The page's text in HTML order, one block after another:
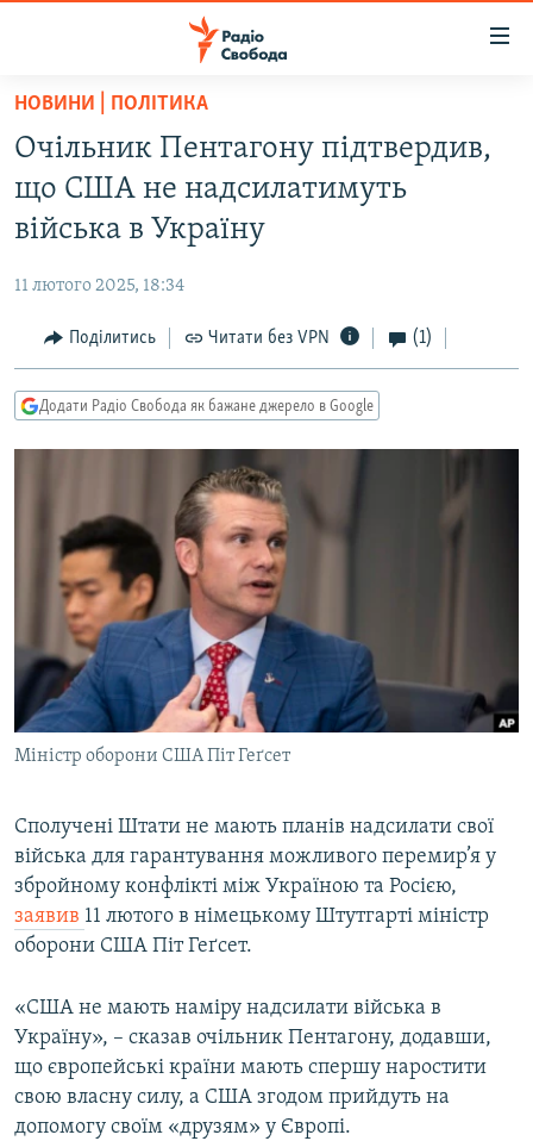
Перейти
основного
матеріалу
Перейти
до
основної
Перейти
до
пошуку
СТАТТІ
СУСПІЛЬСТВО
РОСІЙСЬКА «ФІЛЬТРАЦІЯ»
ДОНБАС.РЕАЛІЇ
ТИ ЯК?
КИТАЙ.ВИКЛИКИ
МУЛЬТИМЕДІА
ФОТО
СПЕЦПРОЄКТИ
ПОДКАСТИ
КРИМ РЕАЛІЇ
УКР
КТАТ
ДОЛУЧАЙСЯ!
Усі сайти RFE/RL
НОВИНИ | ПОЛІТИКА
Очільник Пентагону підтвердив,
що США не надсилатимуть
війська в Україну
11 лютого 2025, 18:34
Поділитись Читати без VPN (1)
Додати Радіо Свобода як бажане джерело в Google
Міністр оборони США Піт Геґсет
Сполучені Штати не мають планів надсилати свої
війська для гарантування можливого перемир’я у
збройному конфлікті між Україною та Росією,
заявив 11 лютого в німецькому Штутгарті міністр
оборони США Піт Геґсет.
«США не мають наміру надсилати війська в
Україну», – сказав очільник Пентагону, додавши,
що європейські країни мають спершу наростити
свою власну силу, а США згодом прийдуть на
допомогу своїм «друзям» у Європі.